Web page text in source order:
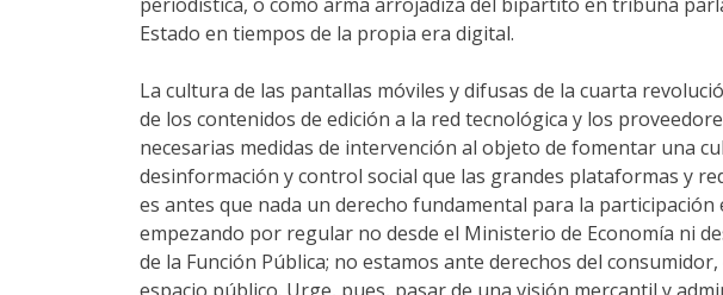
Estado en tiempos de la propia era digital.
La cultura de las pantallas móviles y difusas de la cuarta
de los contenidos de edición a la red tecnológica y los
necesarias medidas de intervención al objeto de fomentar una
desinformación y control social que las grandes plataformas y
es antes que nada un derecho fundamental para la
empezando por regular no desde el Ministerio de Economía ni
de la Función Pública; no estamos ante derechos del